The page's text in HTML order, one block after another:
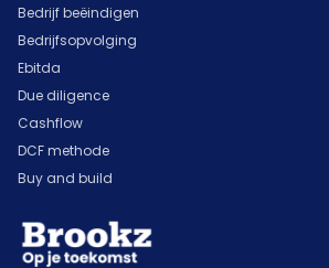
Bedrijf beëindigen
Bedrijfsopvolging
Ebitda
Due diligence
Cashflow
DCF methode
Buy and build